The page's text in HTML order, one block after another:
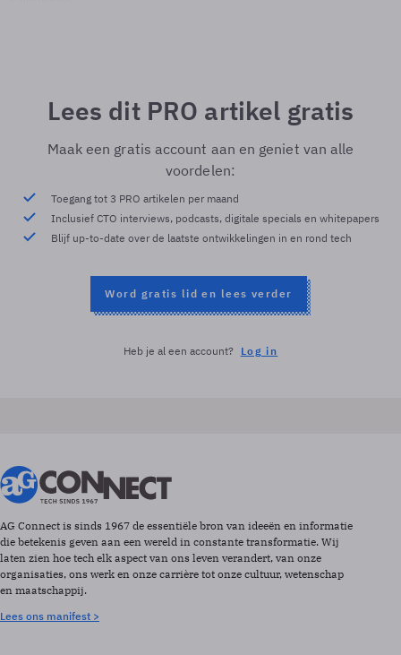
Lees dit PRO artikel gratis
Maak een gratis account aan en geniet van alle
voordelen:
Toegang tot 3 PRO artikelen per maand
Inclusief CTO interviews, podcasts, digitale specials en whitepapers
Blijf up-to-date over de laatste ontwikkelingen in en rond tech
Word gratis lid en lees verder
Heb je al een account? Log in
AG Connect is sinds 1967 de essentiële bron van ideeën en informatie
die betekenis geven aan een wereld in constante transformatie. Wij
laten zien hoe tech elk aspect van ons leven verandert, van onze
organisaties, ons werk en onze carrière tot onze cultuur, wetenschap
en maatschappij.
Lees ons manifest >